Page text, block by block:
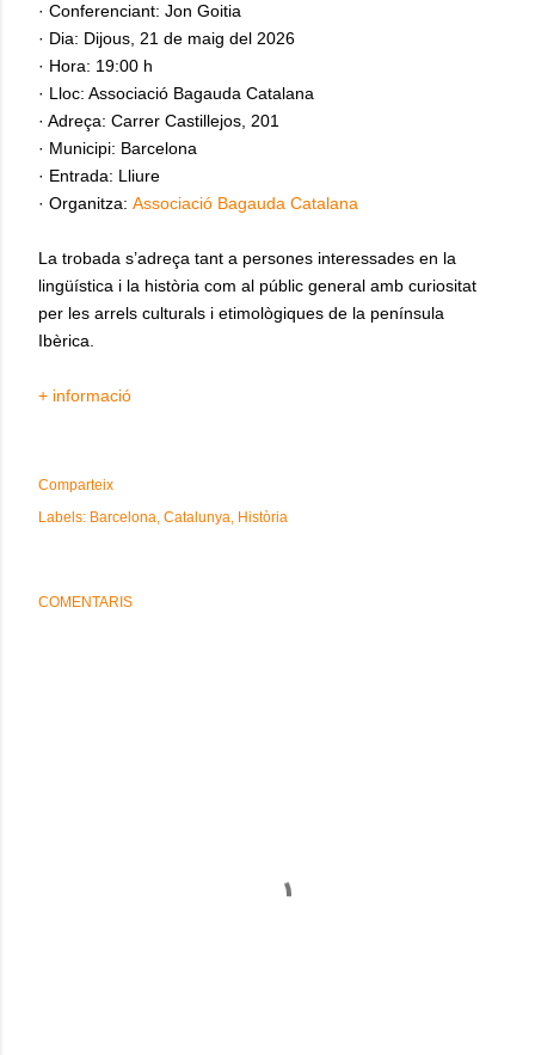
· Conferenciant: Jon Goitia
· Dia: Dijous, 21 de maig del 2026
· Hora: 19:00 h
· Lloc: Associació Bagauda Catalana
· Adreça: Carrer Castillejos, 201
· Municipi: Barcelona
· Entrada: Lliure
· Organitza: Associació Bagauda Catalana
La trobada s’adreça tant a persones interessades en la
lingüística i la història com al públic general amb curiositat
per les arrels culturals i etimològiques de la península
Ibèrica.
+ informació
Comparteix
Labels: Barcelona Catalunya Història
COMENTARIS